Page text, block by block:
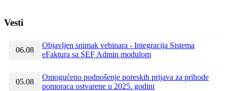
Vesti
06.08
Objavljen snimak vebinara - Integracija Sistema
eFaktura sa SEF Admin modulom
05.08
Omogućeno podnošenje poreskih prijava za prihode
pomoraca ostvarene u 2025. godini